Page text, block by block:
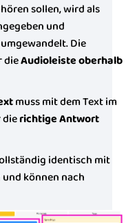
sollen, wird als
und
Die
dieAudioleiste oberhalb
muss mit dem Text im
dierichtige Antwort
identisch mit
können nach